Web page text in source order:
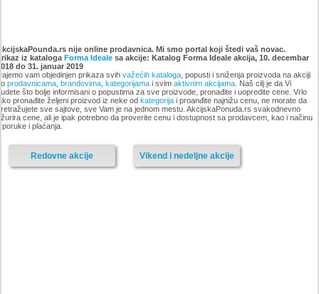
namestaja, akcija 6. novembar
do 9. decembar 2018
-istekla akcija-
oktobar 2018
-istekla akcija-
nije online prodavnica. Mi smo portal koji štedi vaš novac.
iz kataloga Forma Idealesa akcije: Katalog Forma Ideale akcija, 10. decembar
do 31. januar 2019
vam objedinjen prikaza svih važećih kataloga, popusti i sniženja proizvoda na akciji
prodavnicama, brandovima, kategorijamai svim aktivnim akcijama. Naš cilj je da Vi
što bolje informisani o popustima za sve proizvode, pronađite i uopredite cene. Vrlo
pronađite željeni proizvod iz neke od kategorijai proanđite najnižu cenu, ne morate da
sve sajtove, sve Vam je na jednom mestu. AkcijskaPonuda.rs svakodnevno
cene, ali je ipak potrebno da proverite cenu i dostupnost sa prodavcem, kao i načinu
i plaćanja.
Vikend i nedeljne akcije
Redovne akcije